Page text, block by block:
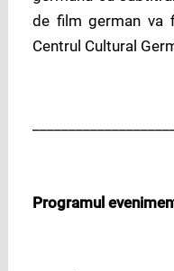
de film german va
Centrul Cultural
Programul